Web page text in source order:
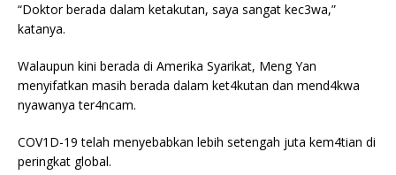
“Doktor berada dalam ketakutan, saya sangat kec3wa,”
katanya.
Walaupun kini berada di Amerika Syarikat, Meng Yan
menyifatkan masih berada dalam ket4kutan dan mend4kwa
nyawanya ter4ncam.
COV1D-19 telah menyebabkan lebih setengah juta kem4tian di
peringkat global.